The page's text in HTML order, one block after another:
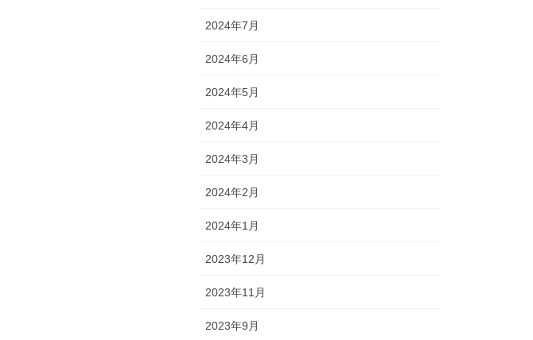
2024年7月
2024年6月
2024年5月
2024年4月
2024年3月
2024年2月
2024年1月
2023年12月
2023年11月
2023年9月